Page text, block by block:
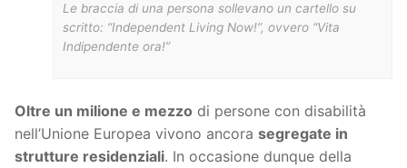
Le braccia di una persona sollevano un cartello su
scritto: “Independent Living Now!”, ovvero “Vita
Indipendente ora!”
Oltre un milione e mezzo di persone con disabilità
nell’Unione Europea vivono ancora segregate in
strutture residenziali. In occasione dunque della